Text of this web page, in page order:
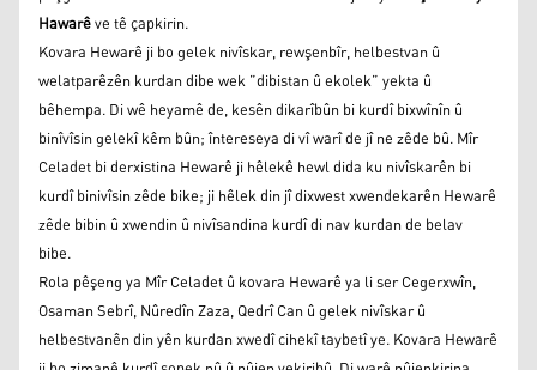
Hawarêve tê çapkirin.
Kovara Hewarê ji bo gelek nivîskar, rewşenbîr, helbestvan û
welatparêzên kurdan dibe wek ”dibistan û ekolek” yekta û
bêhempa. Di wê heyamê de, kesên dikarîbûn bi kurdî bixwînîn û
binîvîsin gelekî kêm bûn; întereseya di vî warî de jî ne zêde bû. Mîr
Celadet bi derxistina Hewarê ji hêlekê hewl dida ku nivîskarên bi
kurdî binivîsin zêde bike; ji hêlek din jî dixwest xwendekarên Hewarê
zêde bibin û xwendin û nivîsandina kurdî di nav kurdan de belav
bibe.
Rola pêşeng ya Mîr Celadet û kovara Hewarê ya li ser Cegerxwîn,
Osaman Sebrî, Nûredîn Zaza, Qedrî Can û gelek nivîskar û
helbestvanên din yên kurdan xwedî cihekî taybetî ye. Kovara Hewarê